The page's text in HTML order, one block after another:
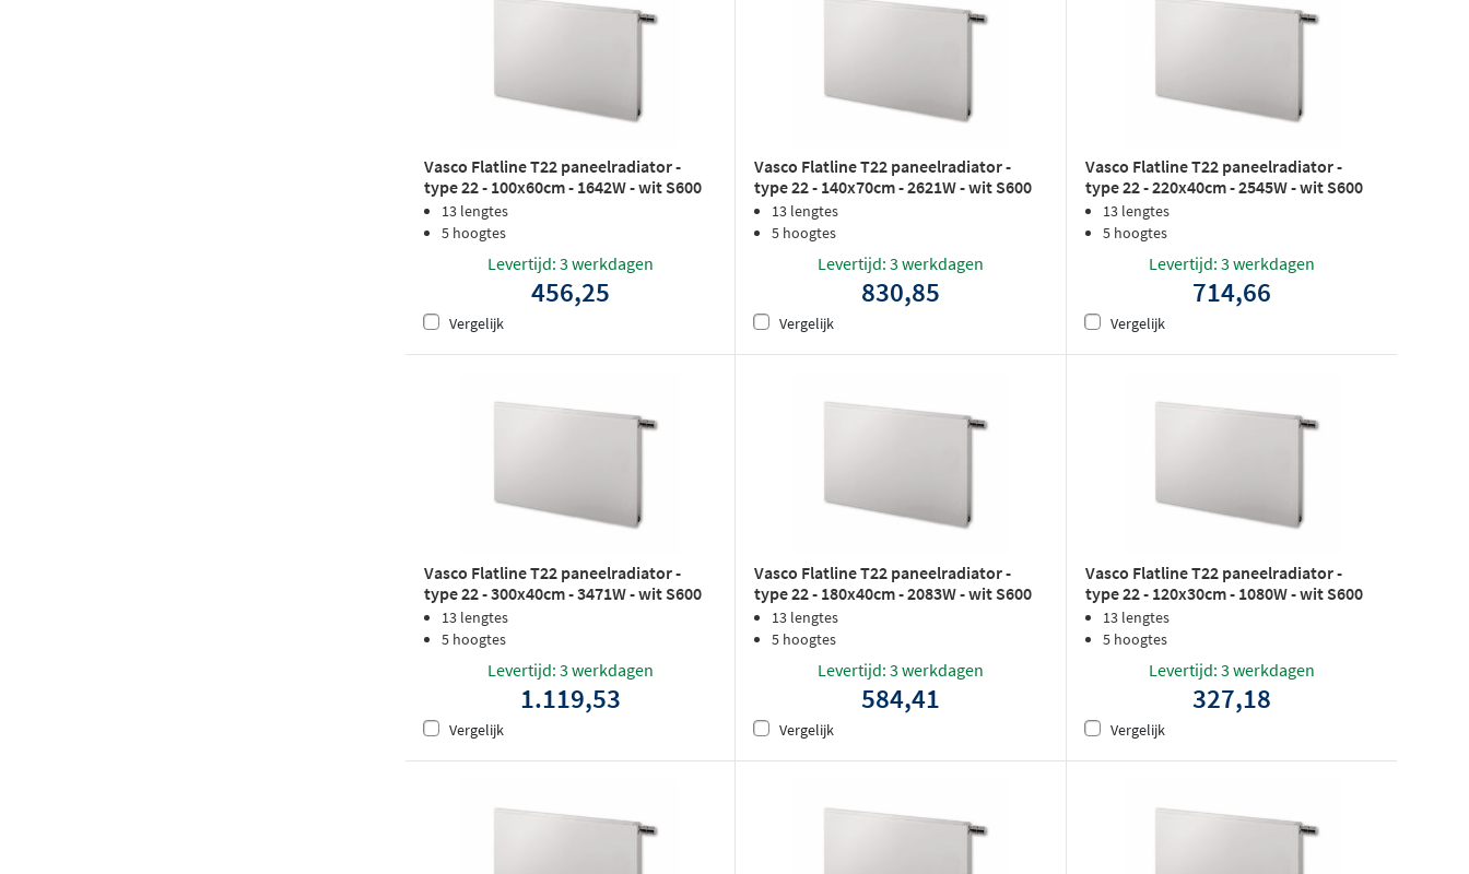
Vasco Flatline T22 paneelradiator -
type 22 - 100x60cm - 1642W - wit S600
structuurlak
13 lengtes
5 hoogtes
Levertijd: 3 werkdagen
456,25
Vergelijk
Vasco Flatline T22 paneelradiator -
type 22 - 140x70cm - 2621W - wit S600
structuurlak
13 lengtes
5 hoogtes
Levertijd: 3 werkdagen
830,85
Vergelijk
Vasco Flatline T22 paneelradiator -
type 22 - 220x40cm - 2545W - wit S600
structuurlak
13 lengtes
5 hoogtes
Levertijd: 3 werkdagen
714,66
Vergelijk
Vasco Flatline T22 paneelradiator -
type 22 - 300x40cm - 3471W - wit S600
structuurlak
13 lengtes
5 hoogtes
Levertijd: 3 werkdagen
1.119,53
Vergelijk
Vasco Flatline T22 paneelradiator -
type 22 - 180x40cm - 2083W - wit S600
structuurlak
13 lengtes
5 hoogtes
Levertijd: 3 werkdagen
584,41
Vergelijk
Vasco Flatline T22 paneelradiator -
type 22 - 120x30cm - 1080W - wit S600
structuurlak
13 lengtes
5 hoogtes
Levertijd: 3 werkdagen
327,18
Vergelijk